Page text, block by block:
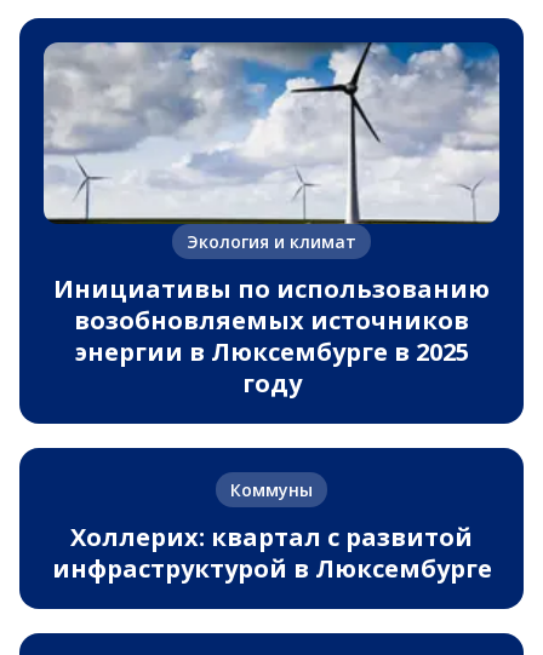
Экология и климат
Инициативы по использованию
возобновляемых источников
энергии в Люксембурге в 2025
году
Коммуны
Холлерих: квартал с развитой
инфраструктурой в Люксембурге